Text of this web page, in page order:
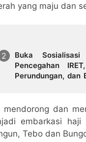
yang maju dan
Buka Sosialisasi
Pencegahan
Perundungan, dan
dan
embarkasi
Tebo dan